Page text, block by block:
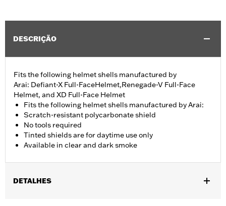
DESCRIÇÃO
Fits the following helmet shells manufactured by
Arai: Defiant-X Full-FaceHelmet,Renegade-V Full-Face
Helmet, and XD Full-Face Helmet
Fits the following helmet shells manufactured by Arai:
Scratch-resistant polycarbonate shield
No tools required
Tinted shields are for daytime use only
Available in clear and dark smoke
DETALHES